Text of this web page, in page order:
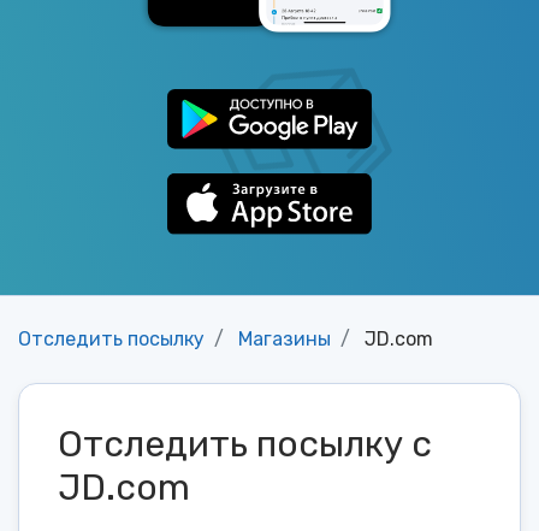
Отследить посылку Магазины JD.com
Отследить посылку с
JD.com